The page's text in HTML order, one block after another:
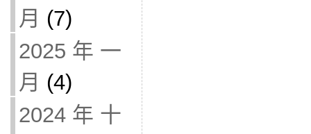
月 (7)
2025 年 一
月 (4)
2024 年 十